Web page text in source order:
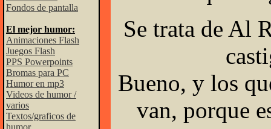
Fondos de pantalla
El mejor humor:
Animaciones Flash
Juegos Flash
PPS Powerpoints
Bromas para PC
Humor en mp3
Videos de humor /
varios
Textos/graficos de
humor
Se trata de Al
Bueno, y los
van, porque